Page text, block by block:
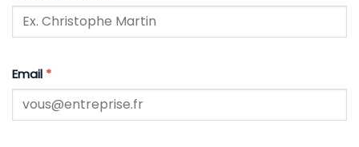
Email *